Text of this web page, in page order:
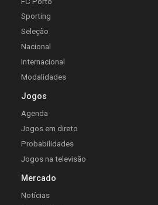
Sporting
Seleção
Nacional
Internacional
Modalidades
Jogos
Agenda
Jogos em direto
Probabilidades
Jogos na televisão
Mercado
Notícias